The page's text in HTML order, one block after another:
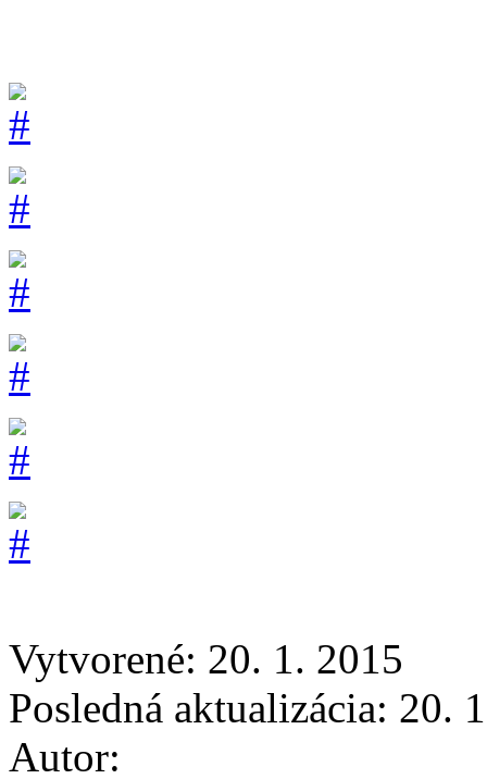
Vytvorené: 20. 1. 2015
Posledná aktualizácia: 20.
Autor: